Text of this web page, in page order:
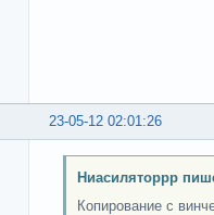
23-05-12 02:01:26
Ниасиляторрр
Копирование с